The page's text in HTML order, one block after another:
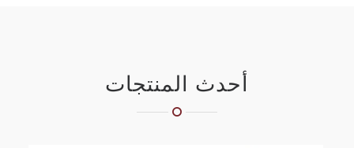
أحدث المنتجات